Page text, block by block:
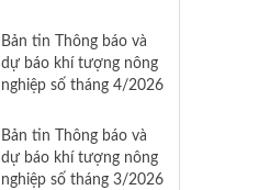
Bản tin Thông báo và
dự báo khí tượng nông
nghiệp số tháng 4/2026
Bản tin Thông báo và
dự báo khí tượng nông
nghiệp số tháng 3/2026